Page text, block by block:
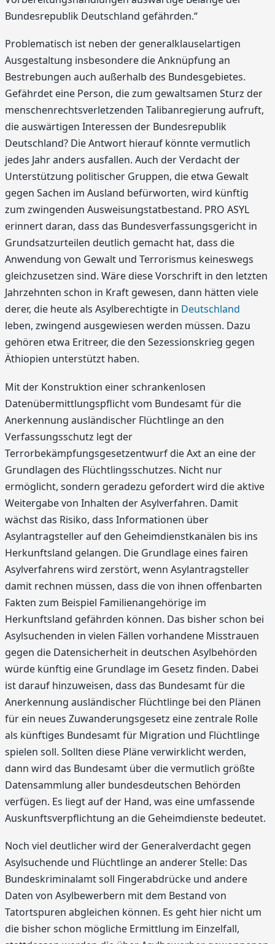
Bundesrepublik Deutschland gefährden.“
Problematisch ist neben der generalklauselartigen
Ausgestaltung insbesondere die Anknüpfung an
Bestrebungen auch außerhalb des Bundesgebietes.
Gefährdet eine Person, die zum gewaltsamen Sturz der
menschenrechtsverletzenden Talibanregierung aufruft,
die auswärtigen Interessen der Bundesrepublik
Deutschland? Die Antwort hierauf könnte vermutlich
jedes Jahr anders ausfallen. Auch der Verdacht der
Unterstützung politischer Gruppen, die etwa Gewalt
gegen Sachen im Ausland befürworten, wird künftig
zum zwingenden Ausweisungstatbestand. PRO ASYL
erinnert daran, dass das Bundesverfassungsgericht in
Grundsatzurteilen deutlich gemacht hat, dass die
Anwendung von Gewalt und Terrorismus keineswegs
gleichzusetzen sind. Wäre diese Vorschrift in den letzten
Jahrzehnten schon in Kraft gewesen, dann hätten viele
derer, die heute als Asylberechtigte in Deutschland
leben, zwingend ausgewiesen werden müssen. Dazu
gehören etwa Eritreer, die den Sezessionskrieg gegen
Äthiopien unterstützt haben.
Mit der Konstruktion einer schrankenlosen
Datenübermittlungspflicht vom Bundesamt für die
Anerkennung ausländischer Flüchtlinge an den
Verfassungsschutz legt der
Terrorbekämpfungsgesetzentwurf die Axt an eine der
Grundlagen des Flüchtlingsschutzes. Nicht nur
ermöglicht, sondern geradezu gefordert wird die aktive
Weitergabe von Inhalten der Asylverfahren. Damit
wächst das Risiko, dass Informationen über
Asylantragsteller auf den Geheimdienstkanälen bis ins
Herkunftsland gelangen. Die Grundlage eines fairen
Asylverfahrens wird zerstört, wenn Asylantragsteller
damit rechnen müssen, dass die von ihnen offenbarten
Fakten zum Beispiel Familienangehörige im
Herkunftsland gefährden können. Das bisher schon bei
Asylsuchenden in vielen Fällen vorhandene Misstrauen
gegen die Datensicherheit in deutschen Asylbehörden
würde künftig eine Grundlage im Gesetz finden. Dabei
ist darauf hinzuweisen, dass das Bundesamt für die
Anerkennung ausländischer Flüchtlinge bei den Plänen
für ein neues Zuwanderungsgesetz eine zentrale Rolle
als künftiges Bundesamt für Migration und Flüchtlinge
spielen soll. Sollten diese Pläne verwirklicht werden,
dann wird das Bundesamt über die vermutlich größte
Datensammlung aller bundesdeutschen Behörden
verfügen. Es liegt auf der Hand, was eine umfassende
Auskunftsverpflichtung an die Geheimdienste bedeutet.
Noch viel deutlicher wird der Generalverdacht gegen
Asylsuchende und Flüchtlinge an anderer Stelle: Das
Bundeskriminalamt soll Fingerabdrücke und andere
Daten von Asylbewerbern mit dem Bestand von
Tatortspuren abgleichen können. Es geht hier nicht um
die bisher schon mögliche Ermittlung im Einzelfall,